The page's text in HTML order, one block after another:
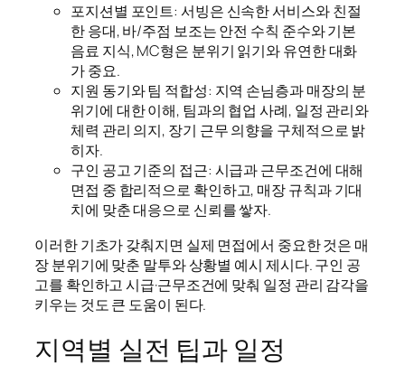
포지션별 포인트: 서빙은 신속한 서비스와 친절
한 응대, 바/주점 보조는 안전 수칙 준수와 기본
음료 지식, MC형은 분위기 읽기와 유연한 대화
가 중요.
지원 동기와 팀 적합성: 지역 손님층과 매장의 분
위기에 대한 이해, 팀과의 협업 사례, 일정 관리와
체력 관리 의지, 장기 근무 의향을 구체적으로 밝
히자.
구인 공고 기준의 접근: 시급과 근무조건에 대해
면접 중 합리적으로 확인하고, 매장 규칙과 기대
치에 맞춘 대응으로 신뢰를 쌓자.
이러한 기초가 갖춰지면 실제 면접에서 중요한 것은 매
장 분위기에 맞춘 말투와 상황별 예시 제시다. 구인 공
고를 확인하고 시급·근무조건에 맞춰 일정 관리 감각을
키우는 것도 큰 도움이 된다.
지역별 실전 팁과 일정